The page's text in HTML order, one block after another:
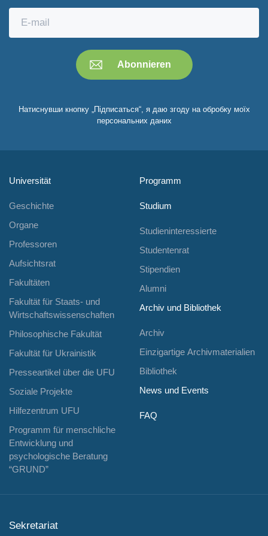
Натиснувши кнопку „Підписаться“, я даю згоду на обробку моїх
персональних даних
Universität
Geschichte
Organe
Professoren
Aufsichtsrat
Fakultäten
Fakultät für Staats- und
Wirtschaftswissenschaften
Philosophische Fakultät
Fakultät für Ukrainistik
Presseartikel über die UFU
Soziale Projekte
Hilfezentrum UFU
Programm für menschliche
Entwicklung und
psychologische Beratung
“GRUND”
Programm
Studium
Studieninteressierte
Studentenrat
Stipendien
Alumni
Archiv und Bibliothek
Archiv
Einzigartige Archivmaterialien
Bibliothek
News und Events
FAQ
Sekretariat